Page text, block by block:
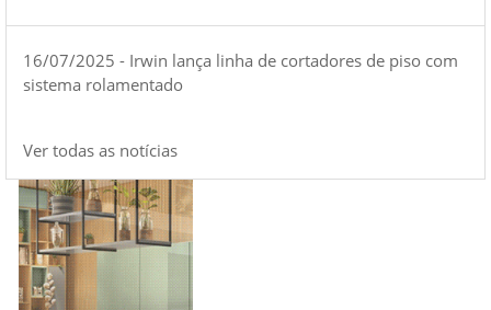
16/07/2025 - Irwin lança linha de cortadores de piso com
sistema rolamentado
Ver todas as notícias